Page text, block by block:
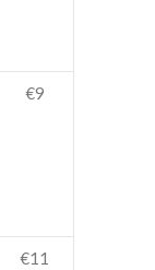
€9
€11